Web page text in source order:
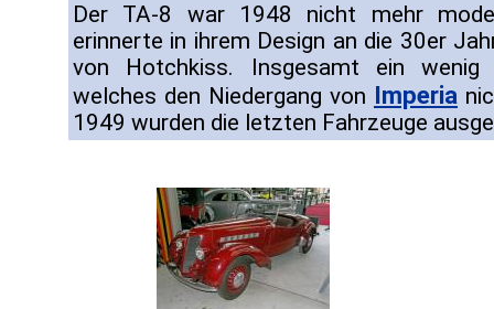
Der TA-8 war 1948 nicht mehr
erinnerte in ihrem Design an die 30er
von Hotchkiss. Insgesamt ein wenig
welches den Niedergang von Imperia
1949 wurden die letzten Fahrzeuge